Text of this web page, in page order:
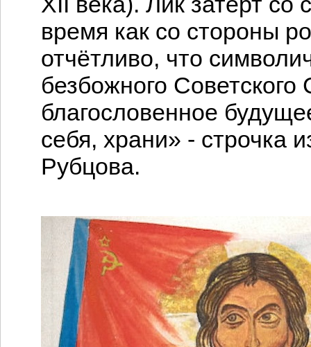
время как со стороны
отчётливо, что
безбожного
благословенное
себя, храни» - строчка
Рубцова.